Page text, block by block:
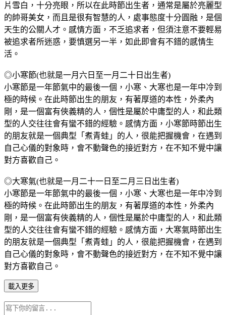
片雪白，十分亮眼，所以在此時節出生者，通常是屬於亮麗型
的帥哥美女，而且是很有智慧的人，處事態度十分圓融，是個
天生的公關人才。感情方面，不乏追求者，但須注意不要輕易
被追求者所迷惑，要慎選另一半，如此即會有不錯的感情生
活。
◎小寒節(也就是一月六日至一月二十日出生者)
小寒節是一年節氣中的最後一個，小寒、大寒也是一年中冷到
極的時候。在此時節出生的朋友，有著厚道的本性，外柔內
剛，是一個富有俠義精的人，個性是屬於中庸型的人，和此類
型的人交往往會有蠻不錯的經驗。感情方面，小寒節時節出生
的朋友就是一個典型「煮青蛙」的人，很能把握機會，在遇到
自己心儀的對象時，會不動聲色的接近對方，在不知不覺中讓
對方喜歡自己。
◎大寒氣(也就是一月二十一日至二月三日出生者)
小寒節是一年節氣中的最後一個，小寒、大寒也是一年中冷到
極的時候。在此時節出生的朋友，有著厚道的本性，外柔內
剛，是一個富有俠義精的人，個性是屬於中庸型的人，和此類
型的人交往往會有蠻不錯的經驗。感情方面，大寒氣時節出生
的朋友就是一個典型「煮青蛙」的人，很能把握機會，在遇到
自己心儀的對象時，會不動聲色的接近對方，在不知不覺中讓
對方喜歡自己。
載入更多